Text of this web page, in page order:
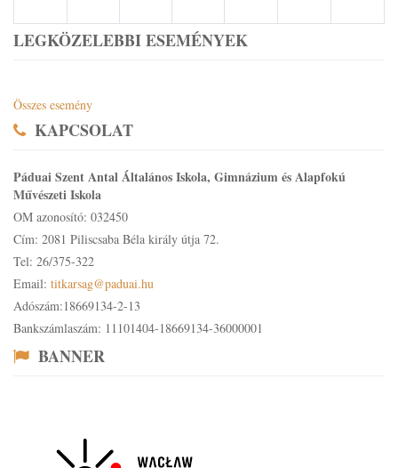
LEGKÖZELEBBI ESEMÉNYEK
Összes esemény
KAPCSOLAT
Páduai Szent Antal Általános Iskola, Gimnázium és Alapfokú
Művészeti Iskola
OM azonosító: 032450
Cím: 2081 Piliscsaba Béla király útja 72.
Tel: 26/375-322
Email: titkarsag@paduai.hu
Adószám:18669134-2-13
Bankszámlaszám: 11101404-18669134-36000001
BANNER